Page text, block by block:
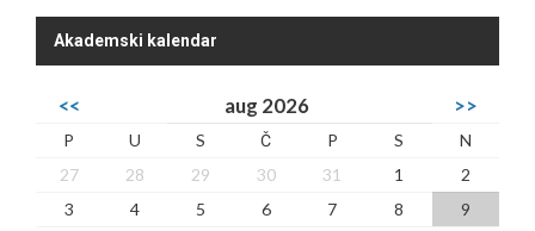
Akademski kalendar
<< aug 2026 >>
P U S Č P S
N
27
28 29 30 31 1
2
3
4 5 6 7 8
9